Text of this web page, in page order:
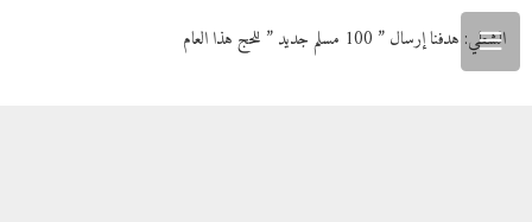
الشطي: هدفنا إرسال ” 100 مسلم جديد ” للحج هذا العام